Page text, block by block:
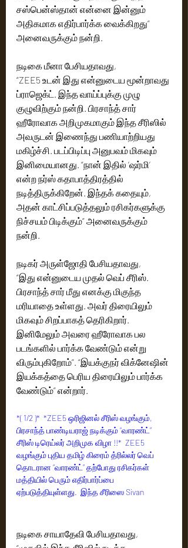
சஸ்பென்ஸ்தான் என்னை இன்னும்
அதிகமாக எதிர்பார்க்க வைக்கிறது”
அனைவருக்கும் நன்றி.
நடிகை மீனா பேசியதாவது,
“ZEE5 உடன் இது என்னுடைய மூன்றாவது
ப்ராஜெக்ட். இந்த வாய்ப்புக்கு முழு
குழுவிற்கும் நன்றி. பிரசாந்த் சார்
ஹீரோவாக அறிமுகமாகும் இந்த சீரிஸில்
அவருடன் இணைந்து பணியாற்றியது
மகிழ்ச்சி. படப்பிடிப்பு அனுபவம் மிகவும்
இனிமையானது. “நான் இதில் ‘ஷர்மி’
என்ற நர்ஸ் கதாபாத்திரத்தில்
நடித்திருக்கிறேன். இந்தக் கதையும்,
அதன் காட்சிப்படுத்தலும் ரசிகர்களுக்கு
நிச்சயம் பிடிக்கும்” அனைவருக்கும்
நன்றி.
நடிகர் அருள்ஜோதி பேசியதாவது,
“இது என்னுடைய முதல் வெப் சீரிஸ்.
பிரசாந்த் சார் மீது எனக்கு மிகுந்த
மரியாதை உள்ளது. அவர் திரையிலும்
மிகவும் சிறப்பாகத் தெரிகிறார்.
இனிமேலும் அவரை ஹீரோவாக பல
படங்களில் பார்க்க வேண்டும் என்று
விரும்புகிறோம்”. “இயக்குநர் விக்னேஷின்
இயக்கத்தை பெரிய திரையிலும் பார்க்க
வேண்டும்” என்றார்.
*( 1/2 )*  *ZEE5 ஒரிஜினல் சீரிஸ் வழங்கும்,
பிரசாந்த் பாண்டியராஜ் நடிக்கும் “வாரண்ட்”
சீரிஸ் டிரெய்லர் அறிமுக விழா !!*  ZEE5
வழங்கும் புதிய தமிழ் கிரைம் த்ரில்லர் வெப்
தொடரான “வாரண்ட்” தற்போது ரசிகர்கள்
மத்தியில் பெரும் எதிர்பார்ப்பை
ஏற்படுத்தியுள்ளது.  இந்த சீரிஸை Sivan
இணைந்து தயாரித்துள்ளனர்.  விலங்கு சீரிஸ்
மற்றும் மாமன் படம் மூலம் கவனம் ஈர்த்த
நடிகை சாயாதேவி பேசியதாவது,